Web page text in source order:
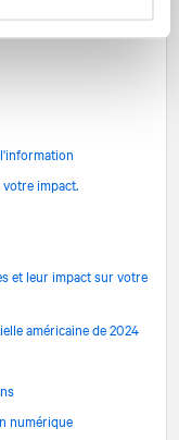
votre impact.
et leur impact sur votre
américaine de 2024
numérique